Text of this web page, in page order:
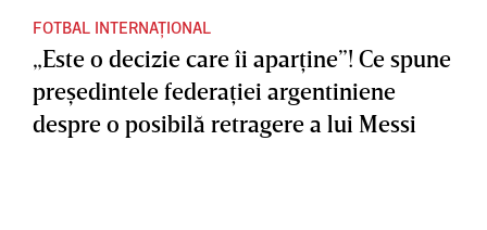
FOTBAL INTERNAȚIONAL
„Este o decizie care îi aparţine”! Ce spune
preşedintele federaţiei argentiniene
despre o posibilă retragere a lui Messi